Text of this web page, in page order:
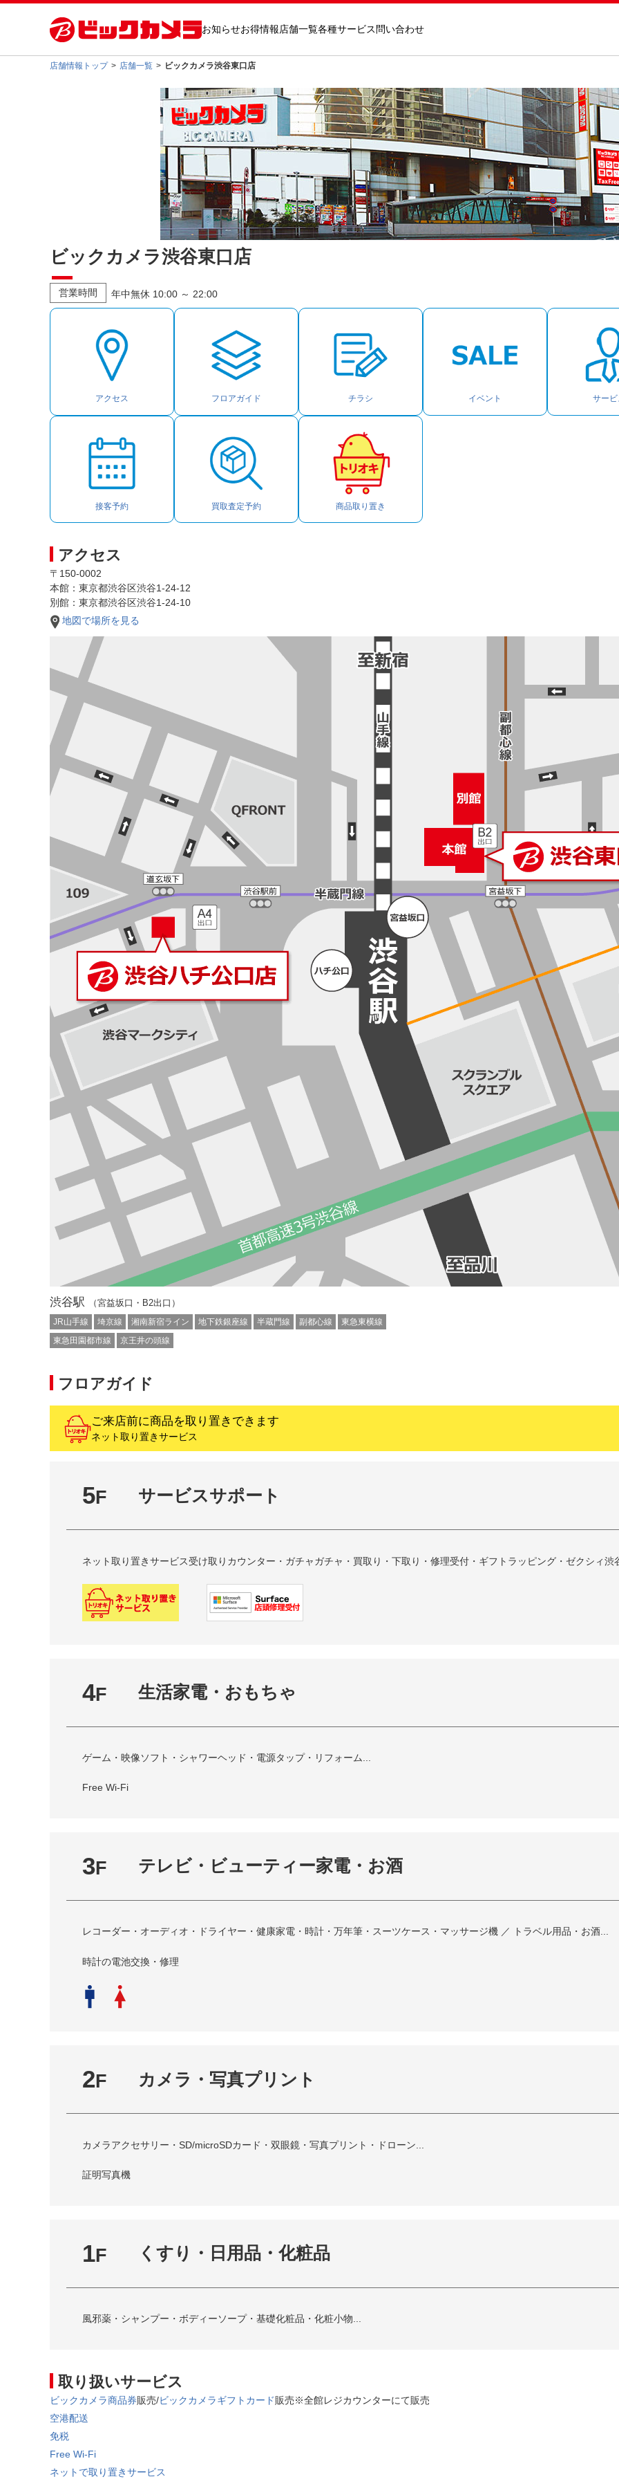
お知らせお得情報店舗一覧各種サービス 問い合わせ
店舗情報トップ 店舗一覧 ビックカメラ渋谷東口店
ビックカメラ渋谷東口店
営業時間 年中無休 10:00 ～ 22:00
アクセス フロアガイド チラシ イベント サービ
接客予約 買取査定予約 商品取り置き
アクセス
〒150-0002
本館：東京都渋谷区渋谷1-24-12
別館：東京都渋谷区渋谷1-24-10
地図で場所を見る
渋谷駅 （宮益坂口・B2出口）
JR山手線 埼京線 湘南新宿ライン 地下鉄銀座線 半蔵門線 副都心線
東急東横線
東急田園都市線
京王井の頭線
フロアガイド
ご来店前に商品を取り置きできます
ネット取り置きサービス
5F サービスサポート
ネット取り置きサービス受け取りカウンター・ ガチャガチャ・買取り・下取り・修理受付・ギフトラッピング・ゼクシィ渋
4F 生活家電・おもちゃ
ゲーム・映像ソフト・シャワーヘッド・電源タップ・リフォーム...
Free Wi-Fi
3F テレビ・ビューティー家電・お酒
レコーダー・オーディオ・ドライヤー・健康家電・時計・万年筆・スーツケース・マッサージ機 ／ トラベル用品・お酒...
時計の電池交換・修理
2F カメラ・写真プリント
カメラアクセサリー・SD/microSDカード・双眼鏡・写真プリント・ドローン...
証明写真機
1F くすり・日用品・化粧品
風邪薬・シャンプー・ボディーソープ・基礎化粧品・化粧小物...
取り扱いサービス
ビックカメラ商品券販売/ビックカメラギフトカード販売※全館レジカウンターにて販売
空港配送
免税
Free Wi-Fi
ネットで取り置きサービス